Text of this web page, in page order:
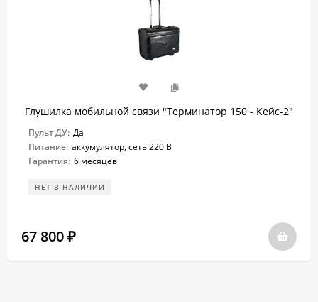
Глушилка мобильной связи "Терминатор 150 - Кейс-2"
Пульт ДУ: Да
Питание: аккумулятор, сеть 220 В
Гарантия: 6 месяцев
НЕТ В НАЛИЧИИ
67 800 ₽